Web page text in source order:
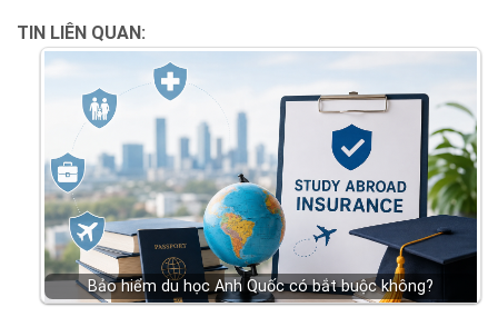
TIN LIÊN QUAN:
Bảo hiểm du học Anh Quốc có bắt buộc không?